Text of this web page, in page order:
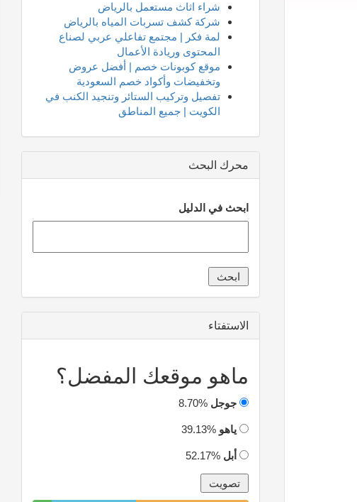
شراء اثاث مستعمل بالرياض
شركة كشف تسربات المياه بالرياض
لمة فكر | مجتمع تفاعلي عربي لصناع
المحتوى وريادة الأعمال
موقع كوبونات خصم | أفضل عروض
وتخفيضات وأكواد خصم السعودية
تفصيل وتركيب الستائر وتنجيد الكنب في
الكويت | جميع المناطق
محرك البحث
ابحث في الدليل
الاستفتاء
ماهو موقعك المفضل؟
جوجل 8.70%
ياهو 39.13%
أبل 52.17%